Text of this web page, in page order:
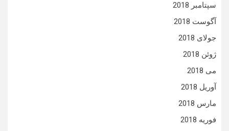
سپتامبر 2018
آگوست 2018
جولای 2018
ژوئن 2018
می 2018
آوریل 2018
مارس 2018
فوریه 2018